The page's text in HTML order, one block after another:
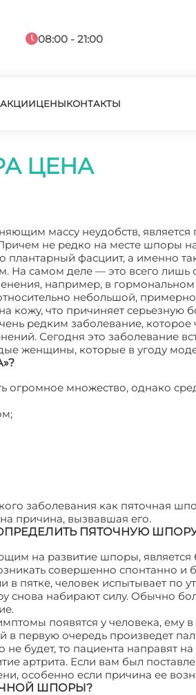
08:00 - 21:00
АКЦИИЦЕНЫКОНТАКТЫ
ЦЕНА
массу неудобств,
не редко на месте шпоры
плантарный фасциит, а именно
На самом деле — это всего
например, в
небольшой, примерно
кожу, что причиняет серьезную
редким заболевание,
Сегодня это заболевание
женщины, которые в угоду
огромное множество, однако
заболевания как пяточная
причина, вызвавшая его.
ПЯТОЧНУЮ
на развитие шпоры, является
совершенно спонтанно и
пятке, человек испытывает по
снова набирают силу. Обычно
появятся у человека, ему
в первую очередь произведет
будет, то пациента направят
артрита. Если вам был
особенно если причина ее
ШПОРЫ?